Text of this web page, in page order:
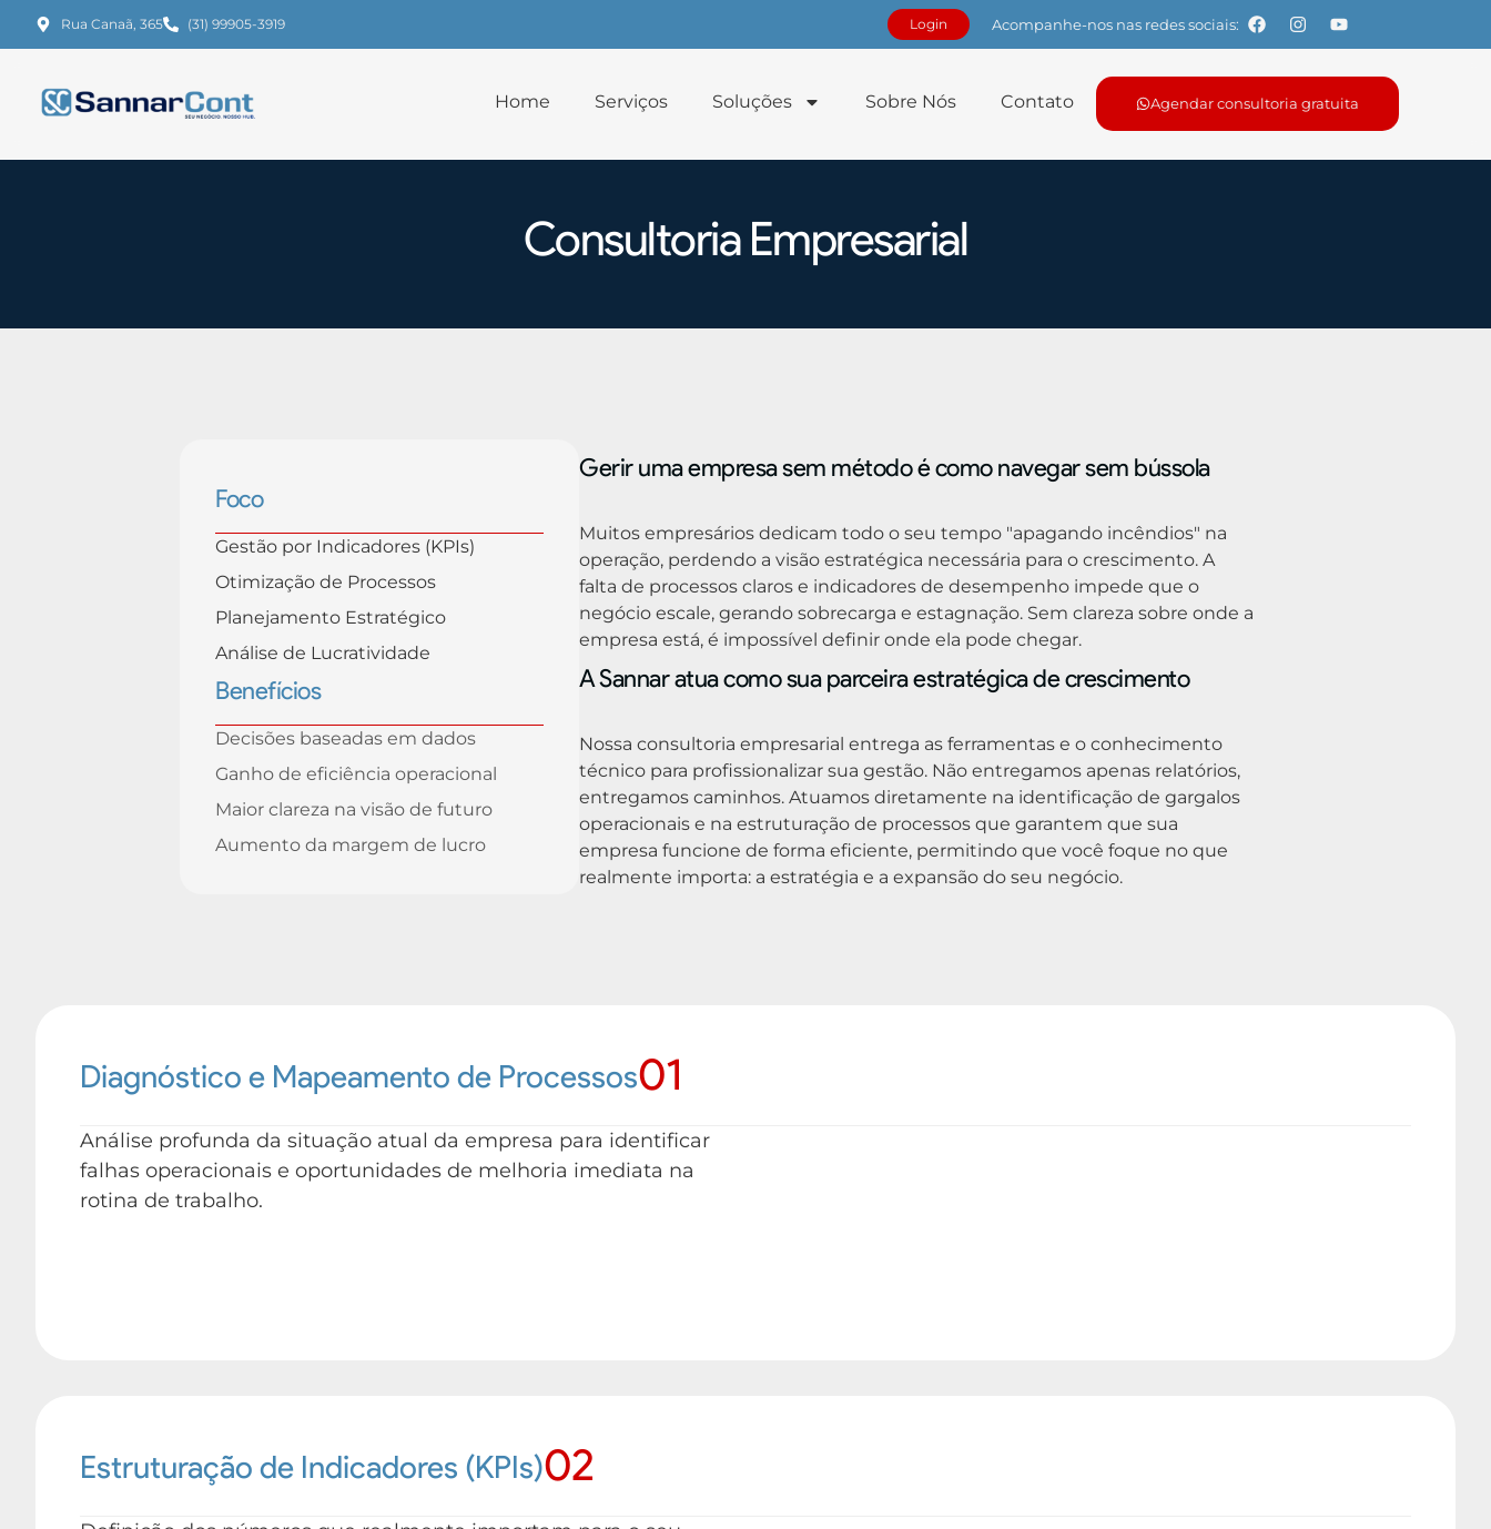
Rua Canaã, 365 (31) 99905-3919 Login Acompanhe-nos nas redes sociais:
Home Serviços Soluções Sobre Nós Contato Agendar consultoria gratuita
Consultoria Empresarial
Foco
Gestão por Indicadores (KPIs)
Otimização de Processos
Planejamento Estratégico
Análise de Lucratividade
Benefícios
Decisões baseadas em dados
Ganho de eficiência operacional
Maior clareza na visão de futuro
Aumento da margem de lucro
Gerir uma empresa sem método é como navegar sem bússola
Muitos empresários dedicam todo o seu tempo "apagando incêndios" na
operação, perdendo a visão estratégica necessária para o crescimento. A
falta de processos claros e indicadores de desempenho impede que o
negócio escale, gerando sobrecarga e estagnação. Sem clareza sobre onde a
empresa está, é impossível definir onde ela pode chegar.
A Sannar atua como sua parceira estratégica de crescimento
Nossa consultoria empresarial entrega as ferramentas e o conhecimento
técnico para profissionalizar sua gestão. Não entregamos apenas relatórios,
entregamos caminhos. Atuamos diretamente na identificação de gargalos
operacionais e na estruturação de processos que garantem que sua
empresa funcione de forma eficiente, permitindo que você foque no que
realmente importa: a estratégia e a expansão do seu negócio.
Diagnóstico e Mapeamento de Processos01
Análise profunda da situação atual da empresa para identificar
falhas operacionais e oportunidades de melhoria imediata na
rotina de trabalho.
Estruturação de Indicadores (KPIs)02